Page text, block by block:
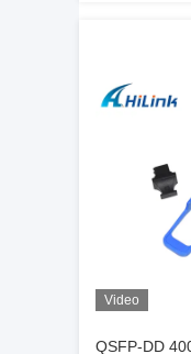
Video
QSFP-DD